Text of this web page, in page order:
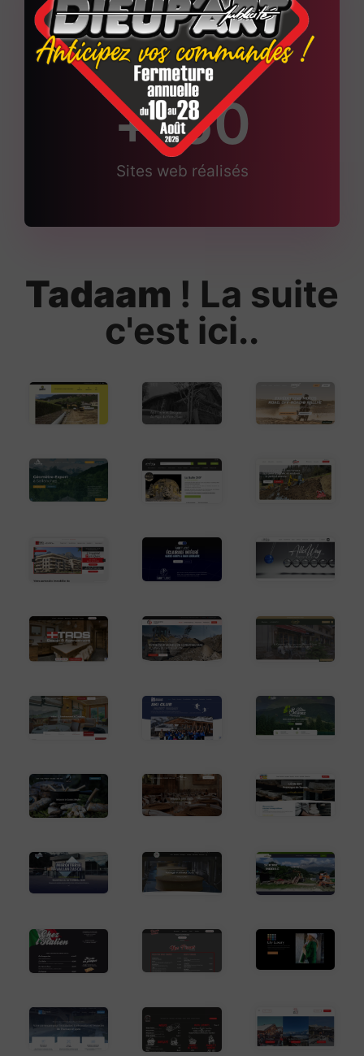
Projets web en cours
Sites web réalisés
+150
Tadaam ! La suite
c'est ici..